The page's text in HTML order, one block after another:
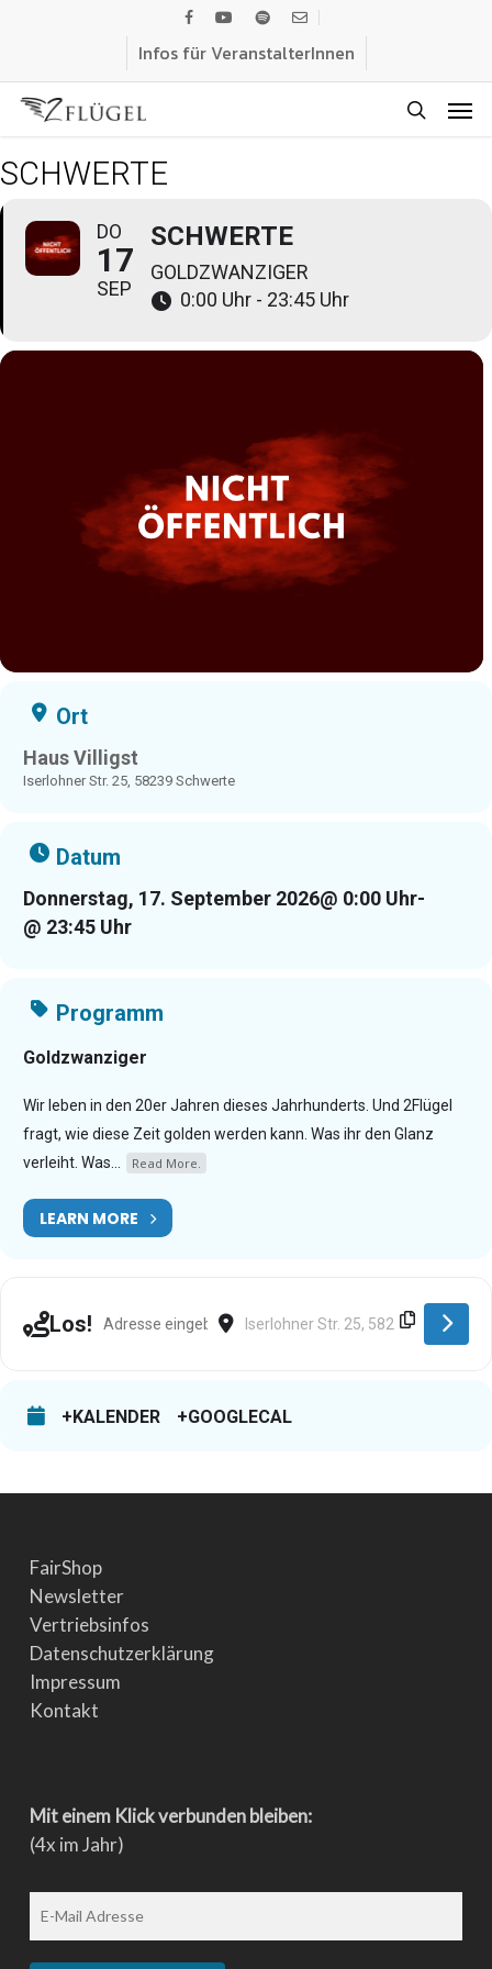
content
facebook
youtubespotifyemail
Infos für VeranstalterInnen
SCHWERTE
DO
17
SEP
SCHWERTE
GOLDZWANZIGER
0:00 Uhr - 23:45 Uhr
Ort
Haus Villigst
Iserlohner Str. 25, 58239 Schwerte
Datum
Donnerstag, 17. September 2026@ 0:00 Uhr-
@ 23:45 Uhr
Programm
Goldzwanziger
Wir leben in den 20er Jahren dieses Jahrhunderts. Und 2Flügel
fragt, wie diese Zeit golden werden kann. Was ihr den Glanz
verleiht. Was...
Read More.
LEARN MORE
Los! Address - Schwerte [erbQasBJC]Destination Address - Schwerte
+KALENDER +GOOGLECAL
FairShop
Newsletter
Vertriebsinfos
Datenschutzerklärung
Impressum
Kontakt
Mit einem Klick verbunden bleiben:
(4x im Jahr)